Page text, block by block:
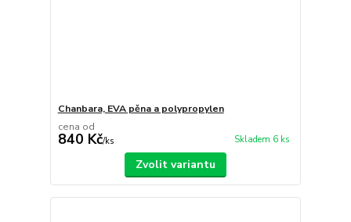
Chanbara, EVA pěna a polypropylen
cena od
840 Kč/ks Skladem 6 ks
Zvolit variantu